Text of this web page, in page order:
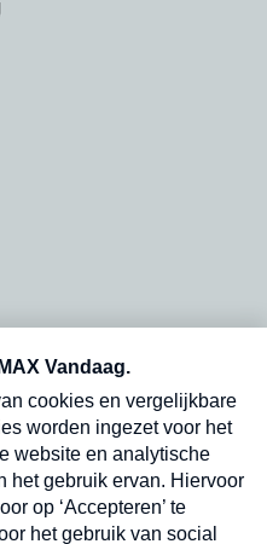
dinsdagochtend in
Verzend